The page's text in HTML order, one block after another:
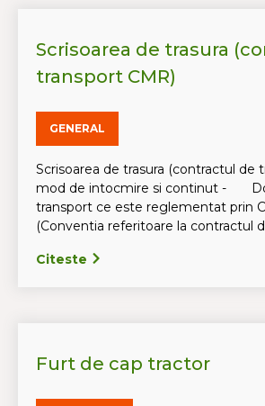
Scrisoarea de trasura
transport CMR)
GENERAL
Scrisoarea de trasura (contractul de
mod de intocmire si continut -
transport ce este reglementat prin
(Conventia referitoare la contractul
Citeste
Furt de cap tractor